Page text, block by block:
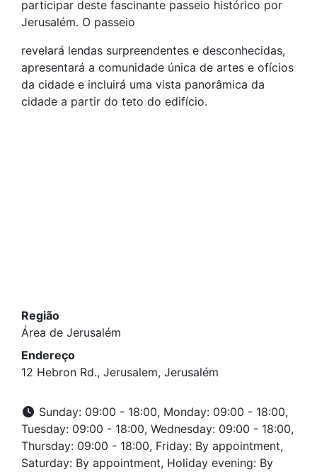
participar deste fascinante passeio histórico por
Jerusalém. O passeio
revelará lendas surpreendentes e desconhecidas,
apresentará a comunidade única de artes e ofícios
da cidade e incluirá uma vista panorâmica da
cidade a partir do teto do edifício.
Região
Área de Jerusalém
Endereço
12 Hebron Rd., Jerusalem, Jerusalém
Sunday: 09:00 - 18:00, Monday: 09:00 - 18:00,
Tuesday: 09:00 - 18:00, Wednesday: 09:00 - 18:00,
Thursday: 09:00 - 18:00, Friday: By appointment,
Saturday: By appointment, Holiday evening: By